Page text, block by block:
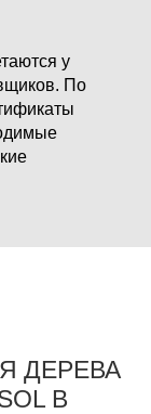
у
По
ДЕРЕВА
B